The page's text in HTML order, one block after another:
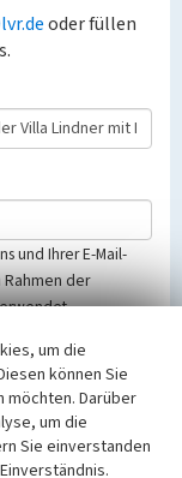
oder füllen
und Ihrer E-Mail-
Rahmen der
Vorschriften des
und der seit
bitte unsere
um die
können Sie
möchten. Darüber
um die
Sie einverstanden